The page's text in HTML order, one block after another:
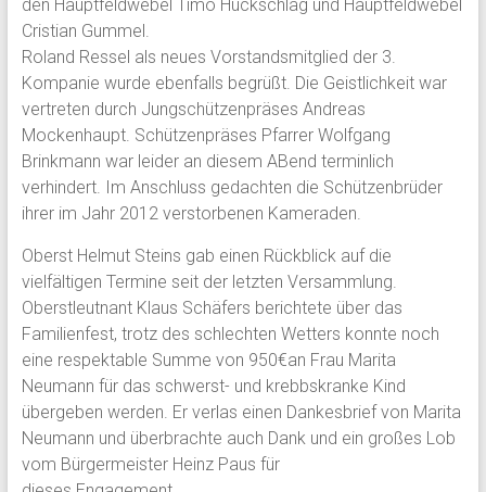
den Hauptfeldwebel Timo Huckschlag und Hauptfeldwebel
Cristian Gummel.
Roland Ressel als neues Vorstandsmitglied der 3.
Kompanie wurde ebenfalls begrüßt. Die Geistlichkeit war
vertreten durch Jungschützenpräses Andreas
Mockenhaupt. Schützenpräses Pfarrer Wolfgang
Brinkmann war leider an diesem ABend terminlich
verhindert. Im Anschluss gedachten die Schützenbrüder
ihrer im Jahr 2012 verstorbenen Kameraden.
Oberst Helmut Steins gab einen Rückblick auf die
vielfältigen Termine seit der letzten Versammlung.
Oberstleutnant Klaus Schäfers berichtete über das
Familienfest, trotz des schlechten Wetters konnte noch
eine respektable Summe von 950€an Frau Marita
Neumann für das schwerst- und krebbskranke Kind
übergeben werden. Er verlas einen Dankesbrief von Marita
Neumann und überbrachte auch Dank und ein großes Lob
vom Bürgermeister Heinz Paus für